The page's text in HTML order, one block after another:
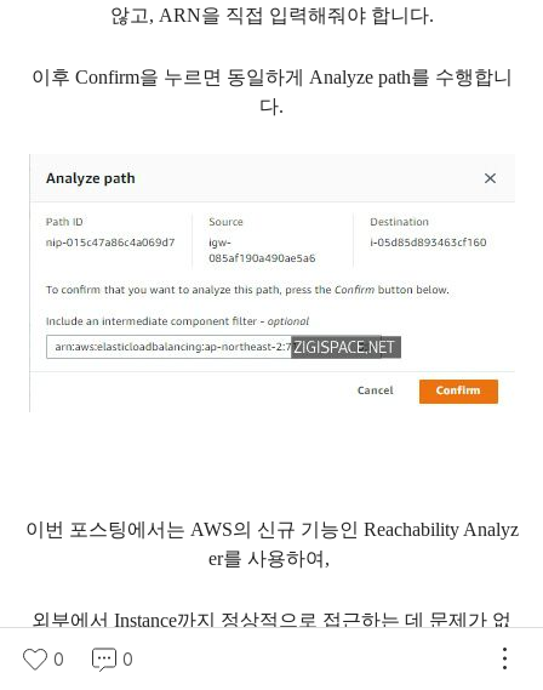
않고, ARN을 직접 입력해줘야 합니다.
이후 Confirm을 누르면 동일하게 Analyze path를 수행합니
다.
이번 포스팅에서는 AWS의 신규 기능인 Reachability Analyz
er를 사용하여,
외부에서 Instance까지 정상적으로 접근하는 데 문제가 없
는지 체크해보는 예시를 살펴보았습니다.
0 0